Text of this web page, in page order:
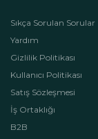
veya kap
Sıkça Sorulan Sorular
Yardım
Gizlilik Politikası
Kullanıcı Politikası
Satış Sözleşmesi
İş Ortaklığı
B2B